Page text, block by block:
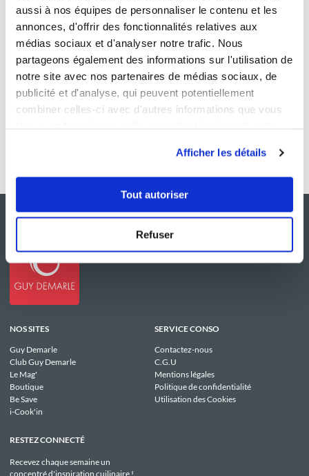
aussi à nos équipes de personnaliser le contenu et les
annonces, d'offrir des fonctionnalités relatives aux
médias sociaux et d'analyser notre trafic. Nous
partageons également des informations sur l'utilisation de
notre site avec nos partenaires de médias sociaux, de
publicité et d'analyse, qui peuvent potentiellement
combiner celles-ci avec d'autres informations que vous
Afficher les détails
Tout autoriser
Refuser
NOS SITES
Guy Demarle
Club Guy Demarle
Le Mag'
Boutique
Be Save
i-Cook'in
SERVICE CONSO
Contactez-nous
C.G.U
Mentions légales
Politique de confidentialité
Utilisation des Cookies
RESTEZ CONNECTÉ
Recevez chaque semaine un
concentré d'inspiration cuilinaire !